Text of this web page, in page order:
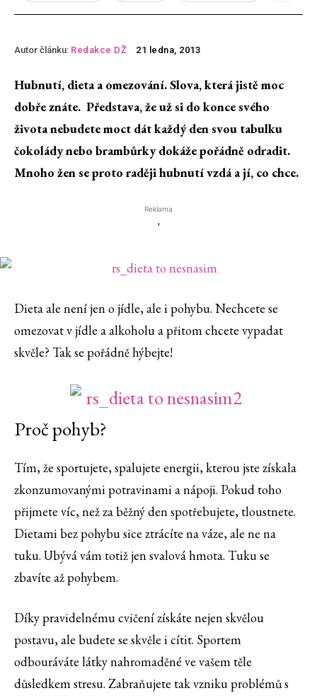
Autor článku: Redakce DŽ 21 ledna, 2013
Hubnutí, dieta a omezování. Slova, která jistě moc
dobře znáte. Představa, že už si do konce svého
života nebudete moct dát každý den svou tabulku
čokolády nebo brambůrky dokáže pořádně odradit.
Mnoho žen se proto raději hubnutí vzdá a jí, co chce.
Reklama
'
Dieta ale není jen o jídle, ale i pohybu. Nechcete se
omezovat v jídle a alkoholu a přitom chcete vypadat
skvěle? Tak se pořádně hýbejte!
Proč pohyb?
Tím, že sportujete, spalujete energii, kterou jste získala
zkonzumovanými potravinami a nápoji. Pokud toho
přijmete víc, než za běžný den spotřebujete, tloustnete.
Dietami bez pohybu sice ztrácíte na váze, ale ne na
tuku. Ubývá vám totiž jen svalová hmota. Tuku se
zbavíte až pohybem.
Díky pravidelnému cvičení získáte nejen skvělou
postavu, ale budete se skvěle i cítit. Sportem
odbouráváte látky nahromaděné ve vašem těle
důsledkem stresu. Zabraňujete tak vzniku problémů s